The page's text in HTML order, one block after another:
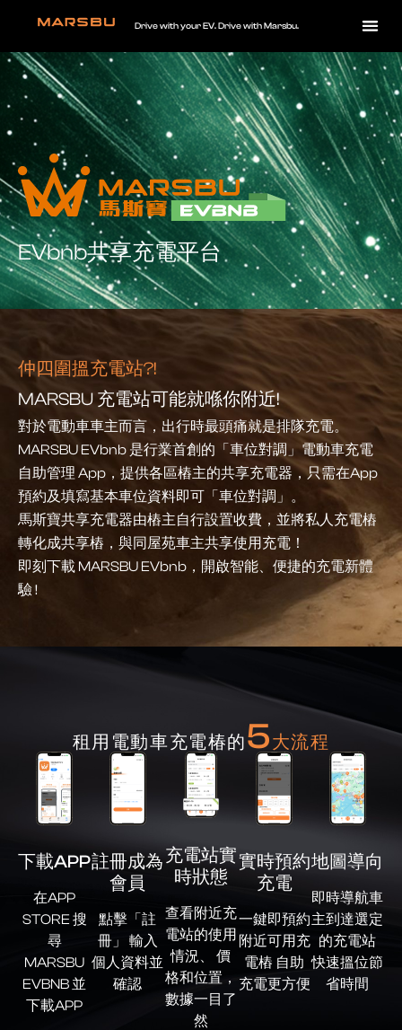
Drive with your EV. Drive with Marsbu.
EVbnb共享充電平台
仲四圍搵充電站?!
MARSBU 充電站可能就喺你附近!
對於電動車車主而言，出行時最頭痛就是排隊充電。
MARSBU EVbnb 是行業首創的「車位對調」電動車充電
自助管理 App，提供各區樁主的共享充電器，只需在App
預約及填寫基本車位資料即可「車位對調」。
馬斯寶共享充電器由樁主自行設置收費，並將私人充電樁
轉化成共享樁，與同屋苑車主共享使用充電！
即刻下載 MARSBU EVbnb，開啟智能、便捷的充電新體
驗 !
租用電動車充電椿的5大流程
下載APP
在APP
STORE 搜
尋
MARSBU
EVBNB 並
下載APP
註冊成為
會員
點擊「註
冊」 輸入
個人資料並
確認
充電站實
時狀態
查看附近充
電站的使用
情況、 價
格和位置，
數據一目了
然
實時預約
充電
一鍵即預約
附近可用充
電樁 自助
充電更方便
地圖導向
即時導航車
主到達選定
的充電站
快速搵位節
省時間